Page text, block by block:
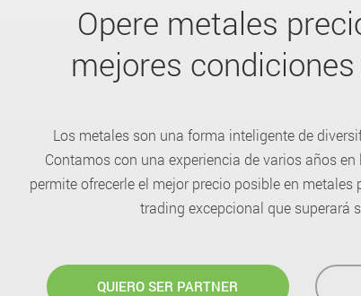
Opere metales
mejores
Los metales son una forma inteligente de
Contamos con una experiencia de varios años
permite ofrecerle el mejor precio posible en
trading excepcional que superará
QUIERO SER PARTNER